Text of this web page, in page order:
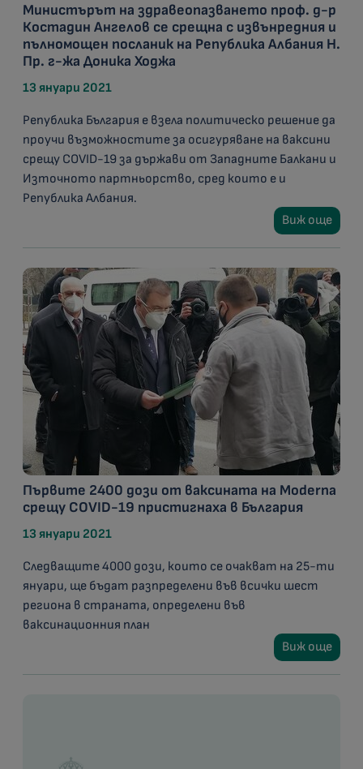
Министърът на здравеопазването проф. д-р
Костадин Ангелов се срещна с извънредния и
пълномощен посланик на Република Албания Н.
Пр. г-жа Доника Ходжа
13 януари 2021
Република България е взела политическо решение да
проучи възможностите за осигуряване на ваксини
срещу COVID-19 за държави от Западните Балкани и
Източното партньорство, сред които е и
Република Албания.
Виж още
Първите 2400 дози от ваксината на Moderna
срещу COVID-19 пристигнаха в България
13 януари 2021
Следващите 4000 дози, които се очакват на 25-ти
януари, ще бъдат разпределени във всички шест
региона в страната, определени във
ваксинационния план
Виж още